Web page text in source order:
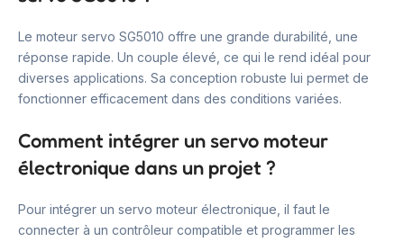
Le moteur servo SG5010 offre une grande durabilité, une
réponse rapide. Un couple élevé, ce qui le rend idéal pour
diverses applications. Sa conception robuste lui permet de
fonctionner efficacement dans des conditions variées.
Comment intégrer un servo moteur
électronique dans un projet ?
Pour intégrer un servo moteur électronique, il faut le
connecter à un contrôleur compatible et programmer les